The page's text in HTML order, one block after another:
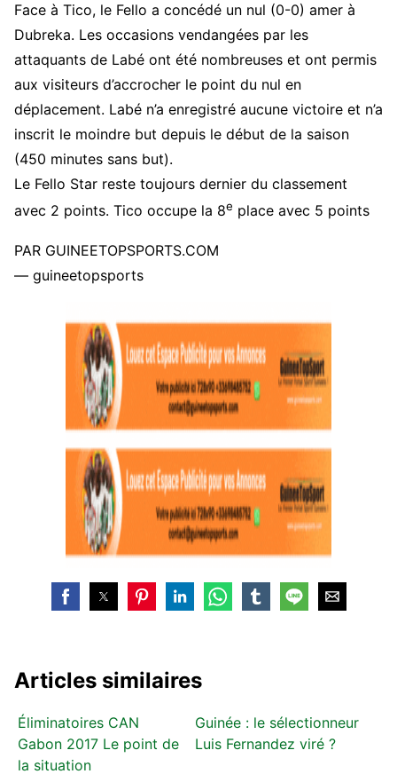
Face à Tico, le Fello a concédé un nul (0-0) amer à
Dubreka. Les occasions vendangées par les
attaquants de Labé ont été nombreuses et ont permis
aux visiteurs d’accrocher le point du nul en
déplacement. Labé n’a enregistré aucune victoire et n’a
inscrit le moindre but depuis le début de la saison
(450 minutes sans but).
Le Fello Star reste toujours dernier du classement
avec 2 points. Tico occupe la 8e place avec 5 points
PAR GUINEETOPSPORTS.COM
— guineetopsports
Articles similaires
Éliminatoires CAN
Gabon 2017 Le point de
la situation
Guinée : le sélectionneur
Luis Fernandez viré ?